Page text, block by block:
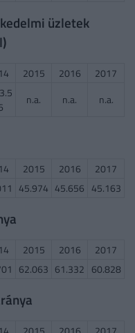
üzletek
2015 2016
2017
n.a. n.a. n.a.
2015 2016
2017
45.974 45.656 45.163
2015 2016
2017
62.063 61.332 60.828